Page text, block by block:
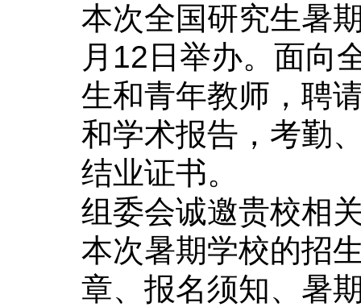
本次全国研究生暑
月 12 日举办。面向
生和青年教师，聘
和学术报告，考勤
结业证书。
组委会诚邀贵校相
本次暑期学校的招
章、报名须知、暑